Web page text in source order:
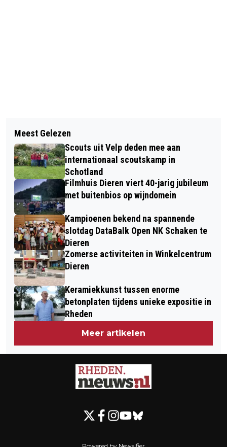
HUISDIER VAN DE WEEK: NOES ZOEKT
EEN RUSTIG EN LIEFDEVOL THUIS
FILOSOFISCHE KRING IN ROZENDAAL
ONDERZOEKT DE ROL VAN
KUNSTMATIGE INTELLIGENTIE
Meest Gelezen
Scouts uit Velp deden mee aan
internationaal scoutskamp in
Schotland
Filmhuis Dieren viert 40-jarig jubileum
met buitenbios op wijndomein
Kampioenen bekend na spannende
slotdag DataBalk Open NK Schaken te
Dieren
Zomerse activiteiten in Winkelcentrum
Dieren
Keramiekkunst tussen enorme
betonplaten tijdens unieke expositie in
Rheden
Meer artikelen